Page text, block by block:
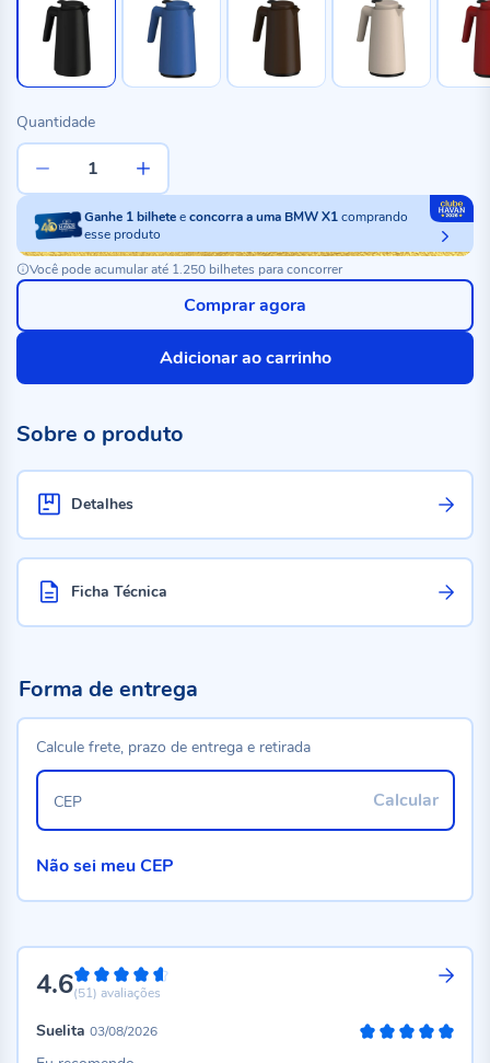
Quantidade
Ganhe 1bilheteeconcorra a uma BMW X1comprando
esse produto
Você pode acumular até 1.250 bilhetes para concorrer
Adicionar ao carrinho
Comprar agora
Sobre o produto
Detalhes
Ficha Técnica
4.692%
(51) avaliações
Suelita 03/08/2026
Forma de entrega
Calcule frete, prazo de entrega e retirada
Calcular
CEP
Não sei meu CEP